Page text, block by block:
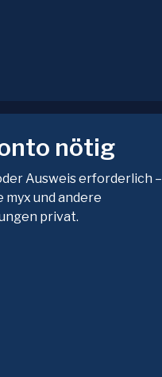
nötig
Ausweis erforderlich –
myx und andere
privat.